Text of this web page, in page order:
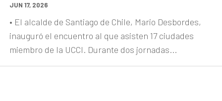
JUN 17, 2026
• El alcalde de Santiago de Chile, Mario Desbordes,
inauguró el encuentro al que asisten 17 ciudades
miembro de la UCCI. Durante dos jornadas...